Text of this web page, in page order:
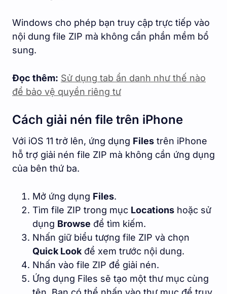
Windows cho phép bạn truy cập trực tiếp vào
nội dung file ZIP mà không cần phần mềm bổ
sung.
Đọc thêm: Sử dụng tab ẩn danh như thế nào
để bảo vệ quyền riêng tư
Cách giải nén file trên iPhone
Với iOS 11 trở lên, ứng dụng Files trên iPhone
hỗ trợ giải nén file ZIP mà không cần ứng dụng
của bên thứ ba.
Mở ứng dụng Files.
Tìm file ZIP trong mục Locations hoặc sử
dụng Browse để tìm kiếm.
Nhấn giữ biểu tượng file ZIP và chọn
Quick Look để xem trước nội dung.
Nhấn vào file ZIP để giải nén.
Ứng dụng Files sẽ tạo một thư mục cùng